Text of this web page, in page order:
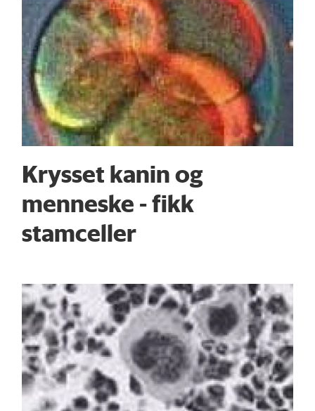
Krysset kanin og
menneske - fikk
stamceller